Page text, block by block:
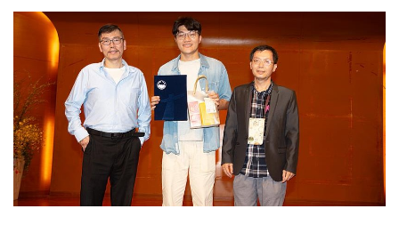
新聞稿分類
登入
刊登